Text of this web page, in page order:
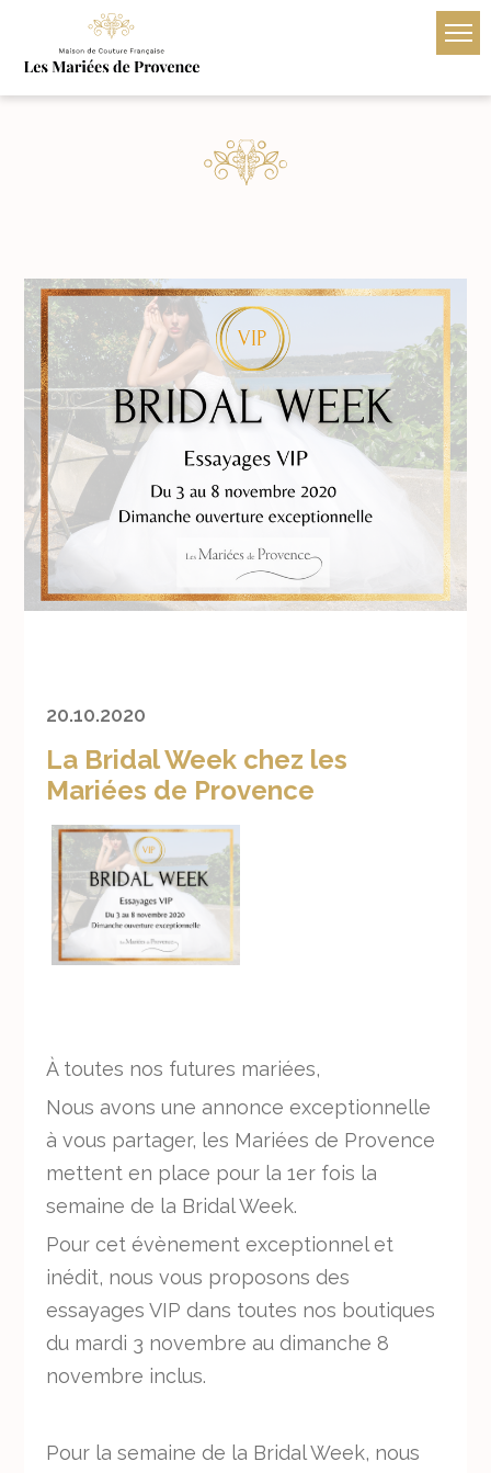
20.10.2020
La Bridal Week chez les
Mariées de Provence
À toutes nos futures mariées,
Nous avons une annonce exceptionnelle
à vous partager, les Mariées de Provence
mettent en place pour la 1er fois la
semaine de la Bridal Week.
Pour cet évènement exceptionnel et
inédit, nous vous proposons des
essayages VIP dans toutes nos boutiques
du mardi 3 novembre au dimanche 8
novembre inclus.
Pour la semaine de la Bridal Week, nous